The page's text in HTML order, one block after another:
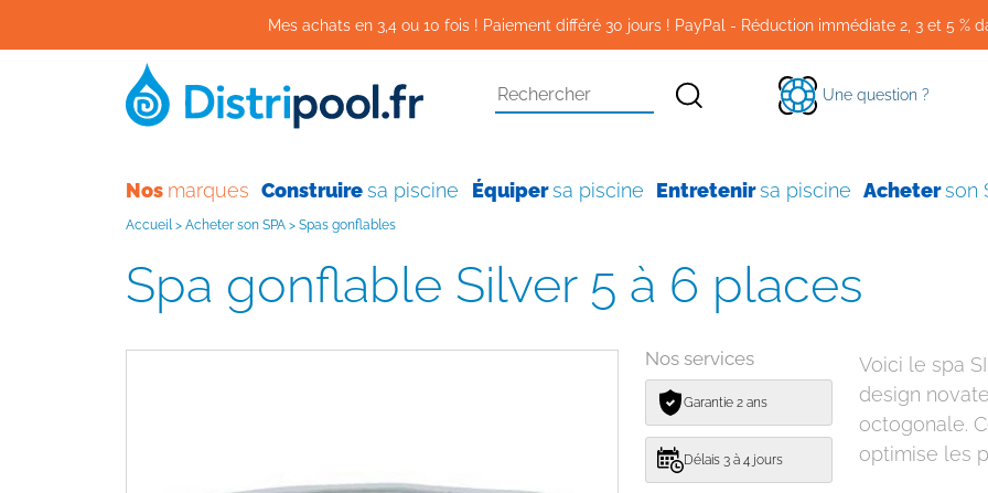
Mes achats en 3,4 ou 10 fois ! Paiement différé 30 jours ! PayPal - Réduction immédiate 2, 3 et 5 %
Une question ?
Nos marques Construiresa piscine Équipersa piscine Entretenirsa piscine Acheterson
Accueil > Acheter son SPA > Spas gonflables
Spa gonflable Silver 5 à 6 places
Nos services
Garantie 2 ans
Délais 3 à 4 jours
Voici le spa
design
octogonale.
optimise les